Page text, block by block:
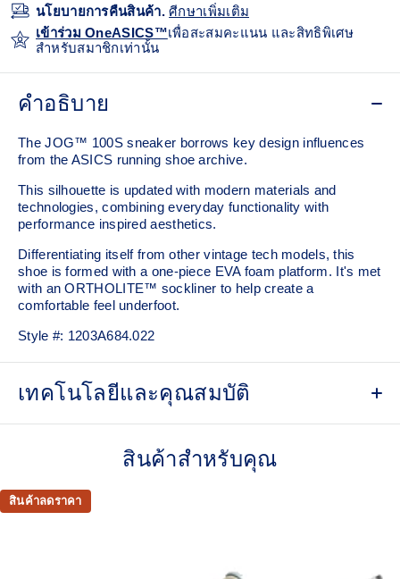
นโยบายการคืนสินค้า.ศีกษาเพิ่มเติม
เข้าร่วม OneASICS™เพื่อสะสมคะแนน และสิทธิพิเศษ
สำหรับสมาชิกเท่านั้น
คำอธิบาย
The JOG™ 100S sneaker borrows key design influences
from the ASICS running shoe archive.
This silhouette is updated with modern materials and
technologies, combining everyday functionality with
performance inspired aesthetics.
Differentiating itself from other vintage tech models, this
shoe is formed with a one-piece EVA foam platform. It's met
with an ORTHOLITE™ sockliner to help create a
comfortable feel underfoot.
Style #: 1203A684.022
เทคโนโลยีและคุณสมบัติ
Inspired by archived running shoe designs
EVA cushioning
At least 75% of the upper's synthetic fiber is made with
สินค้าสำหรับคุณ
สินค้าลดราคา